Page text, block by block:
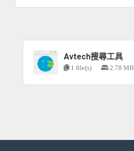
Avtech搜尋工具
1 file(s) 2.78 MB